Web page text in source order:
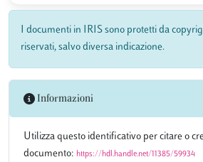
I documenti in IRIS sono protetti da
riservati, salvo diversa indicazione.
Informazioni
Utilizza questo identificativo per citare o
documento: https://hdl.handle.net/11385/59934